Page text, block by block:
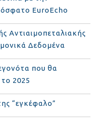
EuroEcho
Αντιαιμοπεταλιακής
Δεδομένα
που θα
2025
“εγκέφαλο”